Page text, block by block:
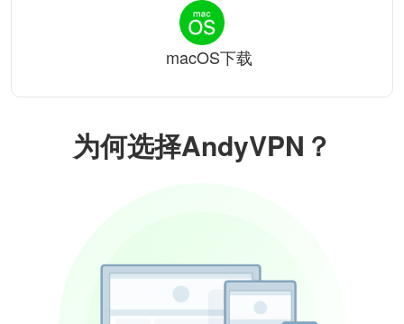
为何选择AndyVPN？
macOS下载